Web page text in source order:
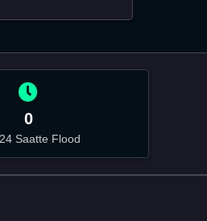
0
Saatte Flood